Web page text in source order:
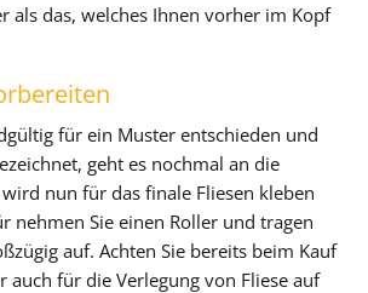
als das, welches Ihnen vorher im Kopf
für ein Muster entschieden und
geht es nochmal an die
nun für das finale Fliesen kleben
nehmen Sie einen Roller und tragen
auf. Achten Sie bereits beim Kauf
auch für die Verlegung von Fliese auf